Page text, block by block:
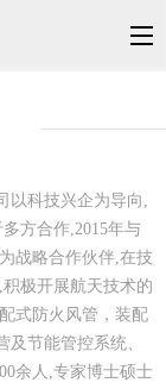
以科技兴企为导向,
方合作,2015年与
战略合作伙伴,在技
极开展航天技术的
式防火风管，装配
节能管控系统、
余人,专家博士硕士